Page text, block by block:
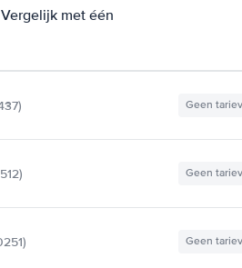
met één
Geen
Geen
Geen